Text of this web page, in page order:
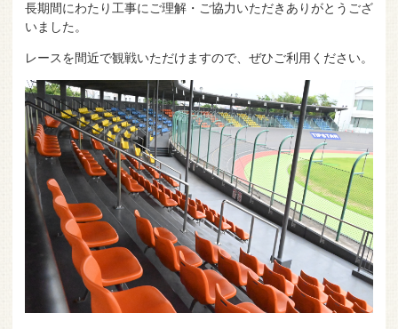
長期間にわたり工事にご理解・ご協力いただきありがとうござ
いました。
レースを間近で観戦いただけますので、ぜひご利用ください。